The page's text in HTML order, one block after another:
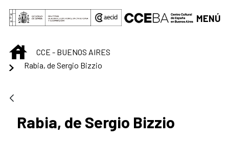
Saltar al contenido principal
MENÚ
INICIOCCE - BUENOS AIRES
Rabia, de Sergio Bizzio
Rabia, de Sergio Bizzio